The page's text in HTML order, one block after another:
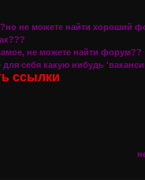
не можете найти хороший
не можете найти форум??
себя какую нибудь
ссылки